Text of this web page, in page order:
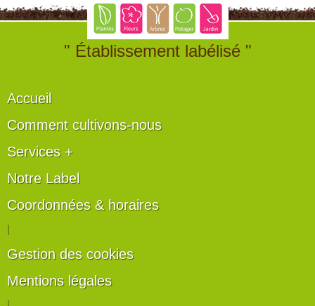
" Établissement labélisé "
Accueil
Comment cultivons-nous
Services +
Notre Label
Coordonnées & horaires
Gestion des cookies
Mentions légales